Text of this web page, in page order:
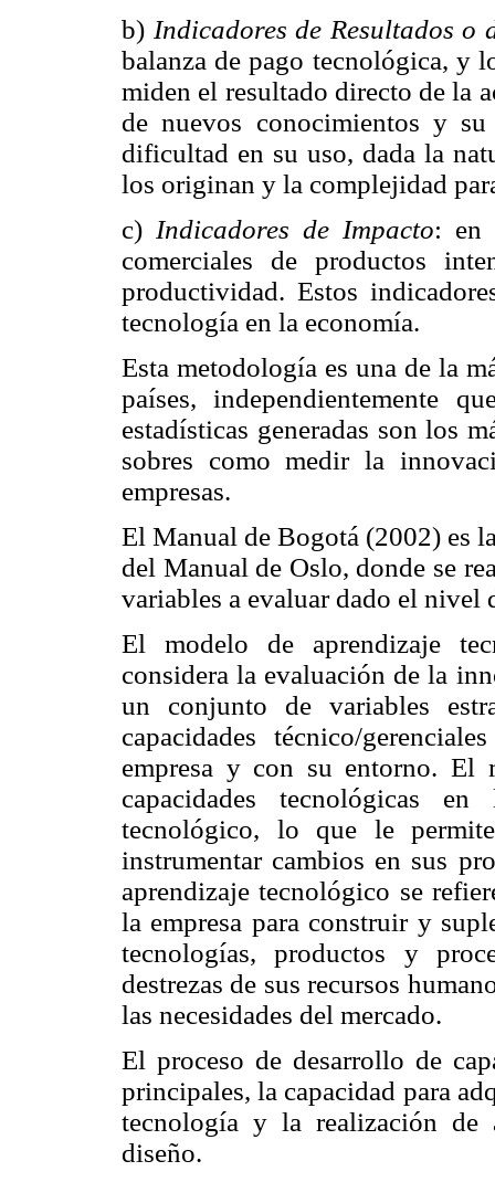
b) Indicadores de Resultados o
balanza de pago tecnológica, y
miden el resultado directo de la
de nuevos conocimientos y
dificultad en su uso, dada la
los originan y la complejidad
c) Indicadores de Impacto: en
comerciales de productos
productividad. Estos
tecnología en la economía.
Esta metodología es una de la
países, independientemente
estadísticas generadas son los
sobres como medir la
empresas.
El Manual de Bogotá (2002) es
del Manual de Oslo, donde se
variables a evaluar dado el nivel
El modelo de aprendizaje
considera la evaluación de la
un conjunto de variables
capacidades técnico/
empresa y con su entorno. El
capacidades tecnológicas
tecnológico, lo que le
instrumentar cambios en sus
aprendizaje tecnológico se
la empresa para construir y
tecnologías, productos y
destrezas de sus recursos
las necesidades del mercado.
El proceso de desarrollo de
principales, la capacidad para
tecnología y la realización
diseño.